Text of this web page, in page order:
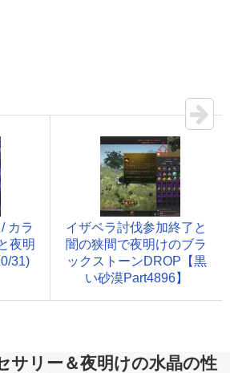
カラ
夜明
31)
イザベラ討伐参加終了と
闇の狭間で夜明けのブラ
ックストーンDROP【黒
い砂漠Part4896】
サリー＆夜明けの水晶の性